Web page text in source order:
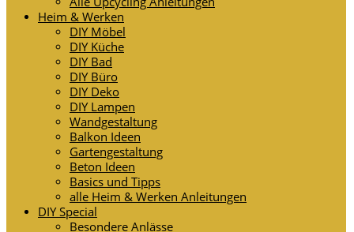
Heim & Werken
DIY Möbel
DIY Küche
DIY Bad
DIY Büro
DIY Deko
DIY Lampen
Wandgestaltung
Balkon Ideen
Gartengestaltung
Beton Ideen
Basics und Tipps
alle Heim & Werken Anleitungen
DIY Special
Besondere Anlässe